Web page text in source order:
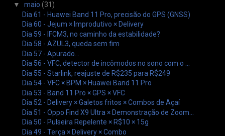
▼ maio (31)
Dia 61 - Huawei Band 11 Pro, precisão do GPS (GNSS)
Dia 60 - Jejum × Improdutivo × Delivery
Dia 59 - IFCM3, no caminho da estabilidade?
Dia 58 - AZUL3, queda sem fim
Dia 57 - Apurado...
Dia 56 - VFC, detector de incômodos no sono com o ...
Dia 55 - Starlink, reajuste de R$235 para R$249
Dia 54 - VFC × BPM × Huawei Band 11 Pro
Dia 53 - Band 11 Pro × GPS × VFC
Dia 52 - Delivery × Galetos fritos × Combos de Açaí
Dia 51 - Oppo Find X9 Ultra × Demonstração de Zoom...
Dia 50 - Pulseira Repelente × R$10 × 15g
Dia 49 - Terça × Delivery × Combo